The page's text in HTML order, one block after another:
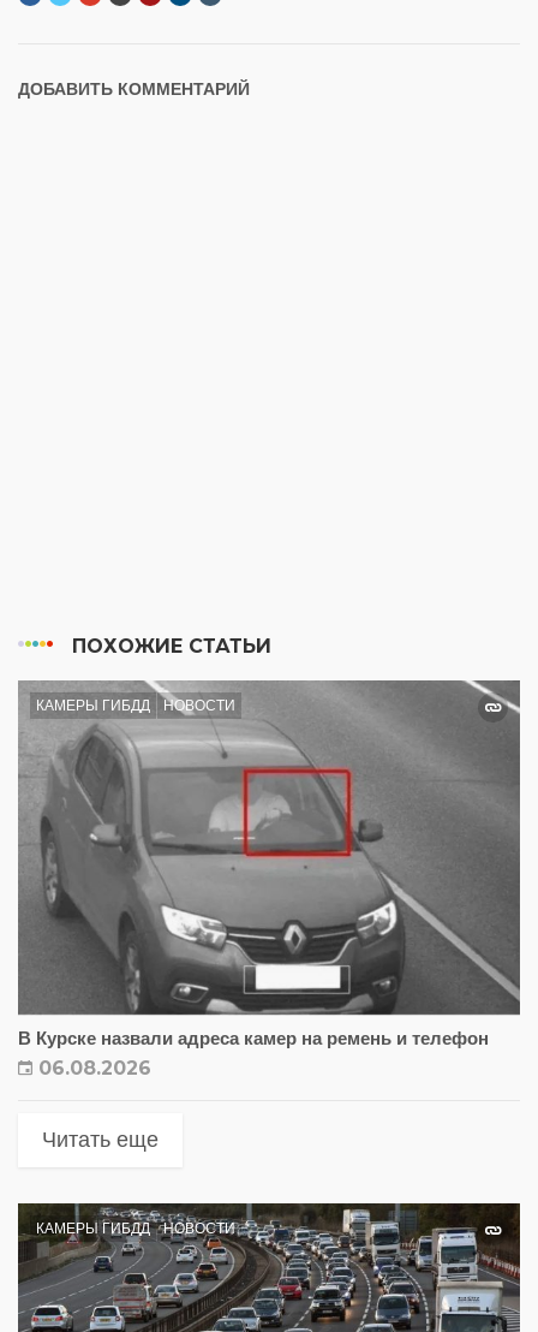
ДОБАВИТЬ КОММЕНТАРИЙ
ПОХОЖИЕ СТАТЬИ
КАМЕРЫ ГИБДД НОВОСТИ
В Курске назвали адреса камер на ремень и телефон
06.08.2026
Читать еще
КАМЕРЫ ГИБДД НОВОСТИ